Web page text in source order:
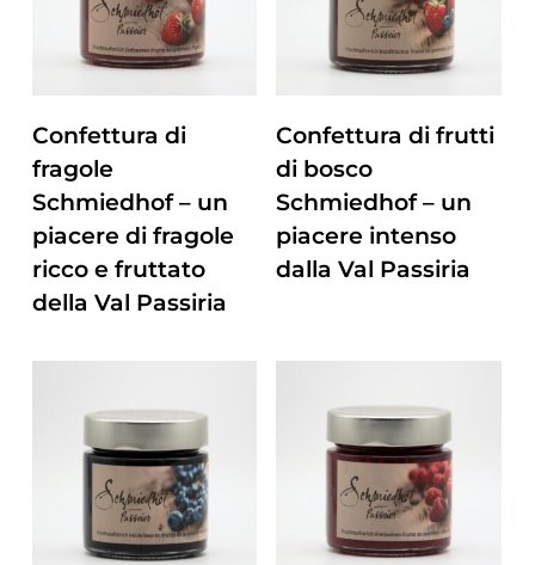
Confettura di
fragole
Schmiedhof – un
piacere di fragole
ricco e fruttato
della Val Passiria
Confettura di frutti
di bosco
Schmiedhof – un
piacere intenso
dalla Val Passiria